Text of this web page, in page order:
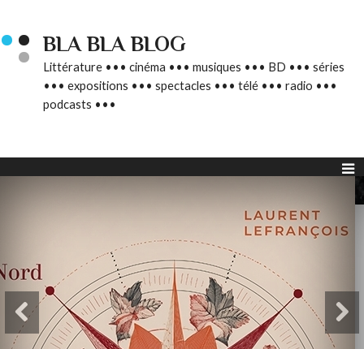
BLA BLA BLOG
Littérature ••• cinéma ••• musiques ••• BD ••• séries
••• expositions ••• spectacles ••• télé ••• radio •••
podcasts •••